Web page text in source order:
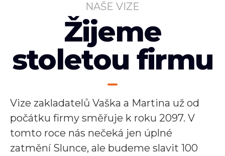
NAŠE VIZE
Žijeme
stoletou firmu
Vize zakladatelů Vaška a Martina už od
počátku firmy směřuje k roku 2097. V
tomto roce nás nečeká jen úplné
zatmění Slunce, ale budeme slavit 100